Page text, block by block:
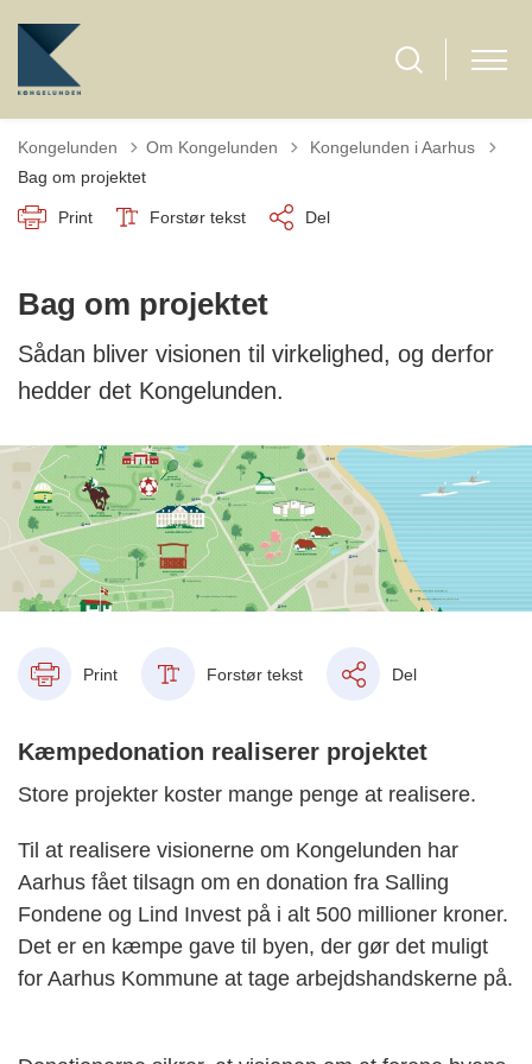
Kongelunden Om Kongelunden Tilbage til
Kongelunden i Aarhus
Bag om projektet
Print Forstør tekst Del
Bag om projektet
Sådan bliver visionen til virkelighed, og derfor
hedder det Kongelunden.
Print Forstør tekst Del
Kæmpedonation realiserer projektet
Store projekter koster mange penge at realisere.
Til at realisere visionerne om Kongelunden har
Aarhus fået tilsagn om en donation fra Salling
Fondene og Lind Invest på i alt 500 millioner kroner.
Det er en kæmpe gave til byen, der gør det muligt
for Aarhus Kommune at tage arbejdshandskerne på.